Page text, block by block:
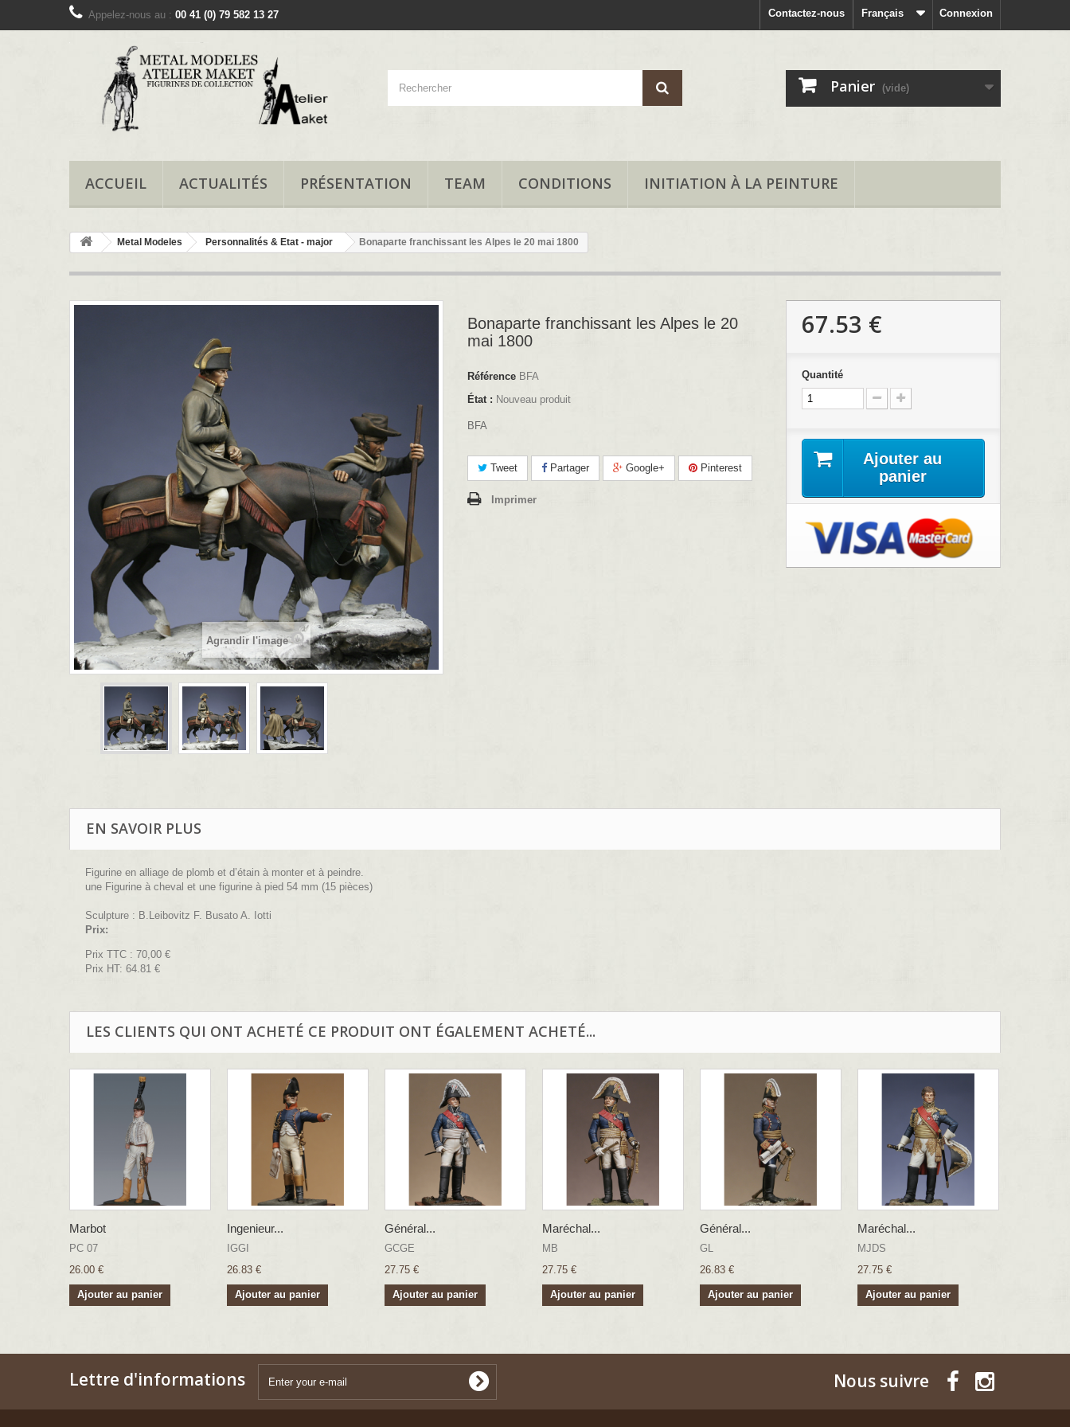
Connexion
Français
Contactez-nous
Appelez-nous au : 00 41 (0) 79 582 13 27
Panier (vide)
ACCUEIL ACTUALITÉS PRÉSENTATION TEAM CONDITIONS INITIATION À LA PEINTURE
Metal Modeles Personnalités & Etat - major Bonaparte franchissant les Alpes le 20 mai 1800
Agrandir l'image
Bonaparte franchissant les Alpes le 20
mai 1800
Référence BFA
État : Nouveau produit
BFA
Tweet Partager Google+ Pinterest
Imprimer
67.53 €
Quantité
Ajouter au
panier
EN SAVOIR PLUS
Figurine en alliage de plomb et d’étain à monter et à peindre.
une Figurine à cheval et une figurine à pied 54 mm (15 pièces)
Sculpture : B.Leibovitz F. Busato A. Iotti
Prix:
Prix TTC : 70,00 €
Prix HT: 64.81 €
LES CLIENTS QUI ONT ACHETÉ CE PRODUIT ONT ÉGALEMENT ACHETÉ...
Marbot
PC 07
26.00 €
Ajouter au panier
Ingenieur...
IGGI
26.83 €
Ajouter au panier
Général...
GCGE
27.75 €
Ajouter au panier
Maréchal...
MB
27.75 €
Ajouter au panier
Général...
GL
26.83 €
Ajouter au panier
Maréchal...
MJDS
27.75 €
Ajouter au panier
Lettre d'informations Nous suivre